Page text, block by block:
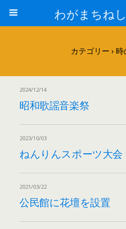
わがまちね
カテゴリー › 時
2024/12/14
昭和歌謡音楽祭
2023/10/03
ねんりんスポーツ大会
2021/03/22
公民館に花壇を設置